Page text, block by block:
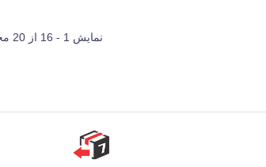
نمایش 1 - 16 از 20 محصول